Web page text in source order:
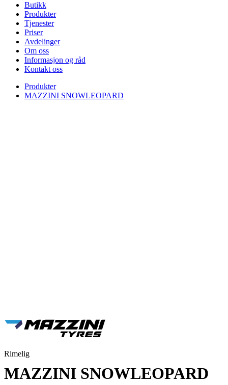
Butikk
Produkter
Tjenester
Priser
Avdelinger
Om oss
Informasjon og råd
Kontakt oss
Produkter
MAZZINI SNOWLEOPARD
Rimelig
MAZZINI SNOWLEOPARD